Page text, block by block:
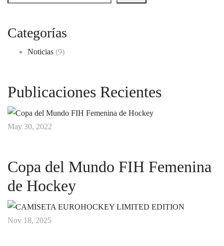
Categorías
Noticias (9)
Publicaciones Recientes
May 30, 2022
Copa del Mundo FIH Femenina
de Hockey
Nov 18, 2025